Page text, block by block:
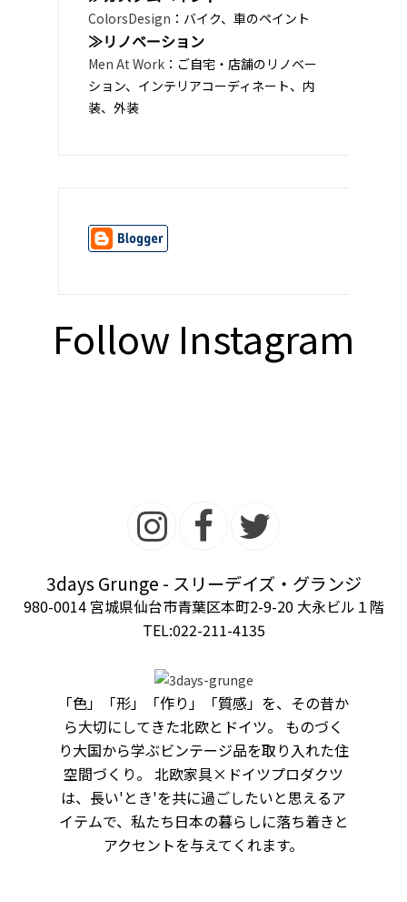
ColorsDesign ：バイク、車のペイント
≫リノベーション
Men At Work ：ご自宅・店舗のリノベー
ション、インテリアコーディネート、内
装、外装
Follow Instagram
3days Grunge - スリーデイズ・グランジ
980-0014 宮城県仙台市青葉区本町2-9-20 大永ビル１階
TEL:022-211-4135
「色」「形」「作り」「質感」を、その昔か
ら大切にしてきた北欧とドイツ。 ものづく
り大国から学ぶビンテージ品を取り入れた住
空間づくり。 北欧家具×ドイツプロダクツ
は、長い'とき'を共に過ごしたいと思えるア
イテムで、私たち日本の暮らしに落ち着きと
アクセントを与えてくれます。